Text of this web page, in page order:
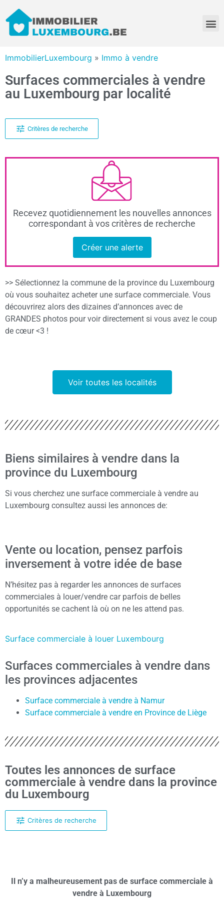
ImmobilierLuxembourg » Immo à vendre
Surfaces commerciales à vendre
au Luxembourg par localité
Critères de recherche
Recevez quotidiennement les nouvelles annonces
correspondant à vos critères de recherche
Créer une alerte
>> Sélectionnez la commune de la province du Luxembourg
où vous souhaitez acheter une surface commerciale. Vous
découvrirez alors des dizaines d’annonces avec de
GRANDES photos pour voir directement si vous avez le coup
de cœur <3 !
Voir toutes les localités
Biens similaires à vendre dans la
province du Luxembourg
Si vous cherchez une surface commerciale à vendre au
Luxembourg consultez aussi les annonces de:
Vente ou location, pensez parfois
inversement à votre idée de base
N’hésitez pas à regarder les annonces de surfaces
commerciales à louer/vendre car parfois de belles
opportunités se cachent là où on ne les attend pas.
Surface commerciale à louer Luxembourg
Surfaces commerciales à vendre dans
les provinces adjacentes
Surface commerciale à vendre à Namur
Surface commerciale à vendre en Province de Liège
Toutes les annonces de surface
commerciale à vendre dans la province
du Luxembourg
Critères de recherche
Il n’y a malheureusement pas de surface commerciale à
vendre à Luxembourg